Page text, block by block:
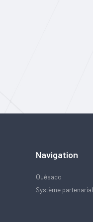
Navigation
Quésaco
Système partenarial